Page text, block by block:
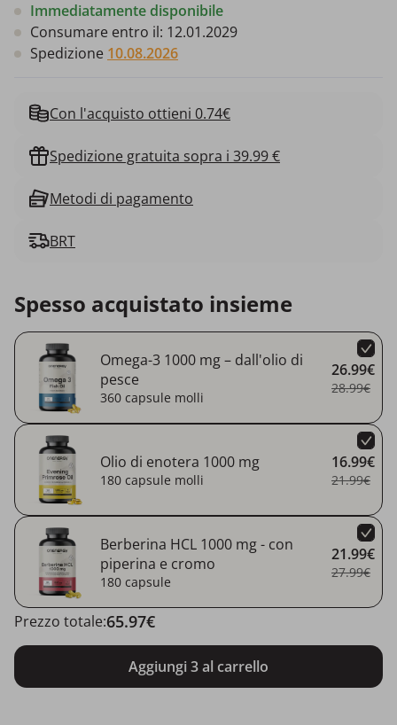
Immediatamente disponibile
Consumare entro il: 12.01.2029
Spedizione 10.08.2026
Con l'acquisto ottieni 0.74€
Spedizione gratuita sopra i 39.99 €
Metodi di pagamento
BRT
Spesso acquistato insieme
Omega-3 1000 mg – dall'olio di
pesce
360 capsule molli
26.99€
28.99€
Olio di enotera 1000 mg
180 capsule molli
16.99€
21.99€
Berberina HCL 1000 mg - con
piperina e cromo
180 capsule
21.99€
27.99€
Aggiungi 3 al carrello
Prezzo totale:65.97€